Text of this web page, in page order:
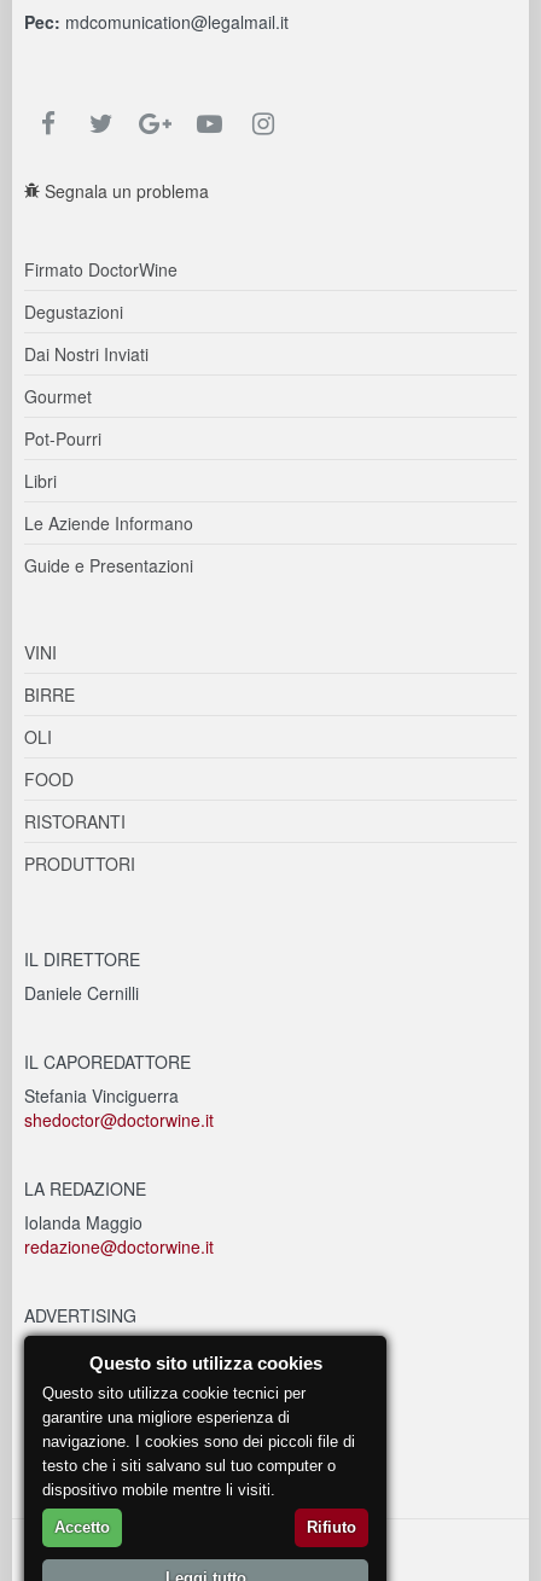
Pec: mdcomunication@legalmail.it
Segnala un problema
Firmato DoctorWine
Degustazioni
Dai Nostri Inviati
Gourmet
Pot-Pourri
Libri
Le Aziende Informano
Guide e Presentazioni
VINI
BIRRE
OLI
FOOD
RISTORANTI
PRODUTTORI
IL DIRETTORE
Daniele Cernilli
IL CAPOREDATTORE
Stefania Vinciguerra
shedoctor@doctorwine.it
LA REDAZIONE
Iolanda Maggio
redazione@doctorwine.it
ADVERTISING
EVENTI
eventi@doctorwine.it
© 2018DoctorWine.
Questo sito utilizza cookies
Questo sito utilizza cookie tecnici per
garantire una migliore esperienza di
navigazione. I cookies sono dei piccoli file di
testo che i siti salvano sul tuo computer o
dispositivo mobile mentre li visiti.
Accetto Rifiuto